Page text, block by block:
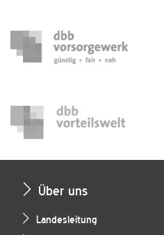
Über uns
Landesleitung